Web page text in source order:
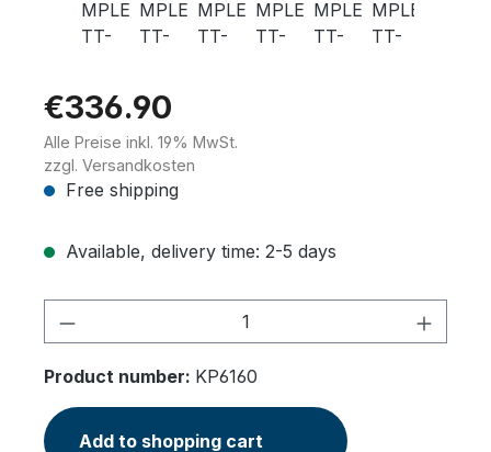
€336.90
Alle Preise inkl. 19% MwSt.
zzgl. Versandkosten
Free shipping
Available, delivery time: 2-5 days
Product Quantity: Enter the desired
Product number: KP6160
Add to shopping cart